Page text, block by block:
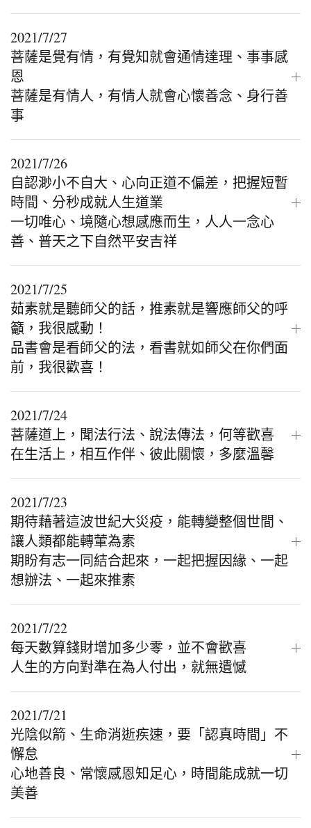
2021/7/27
菩薩是覺有情，有覺知就會通情達理、事事感
恩
菩薩是有情人，有情人就會心懷善念、身行善
事
2021/7/26
自認渺小不自大、心向正道不偏差，把握短暫
時間、分秒成就人生道業
一切唯心、境隨心想感應而生，人人一念心
善、普天之下自然平安吉祥
2021/7/25
茹素就是聽師父的話，推素就是響應師父的呼
籲，我很感動！
品書會是看師父的法，看書就如師父在你們面
前，我很歡喜！
2021/7/24
菩薩道上，聞法行法、說法傳法，何等歡喜
在生活上，相互作伴、彼此關懷，多麼溫馨
2021/7/23
期待藉著這波世紀大災疫，能轉變整個世間、
讓人類都能轉葷為素
期盼有志一同結合起來，一起把握因緣、一起
想辦法、一起來推素
2021/7/22
每天數算錢財增加多少零，並不會歡喜
人生的方向對準在為人付出，就無遺憾
2021/7/21
光陰似箭、生命消逝疾速，要「認真時間」不
懈怠
心地善良、常懷感恩知足心，時間能成就一切
美善